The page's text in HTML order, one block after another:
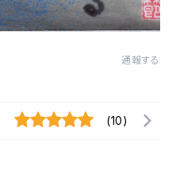
通報する
(10)